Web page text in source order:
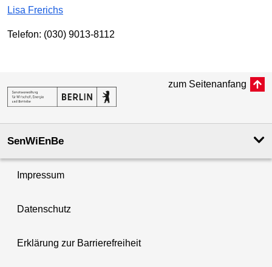
Lisa Frerichs
Telefon: (030) 9013-8112
zum Seitenanfang
SenWiEnBe
Impressum
Datenschutz
Erklärung zur Barrierefreiheit